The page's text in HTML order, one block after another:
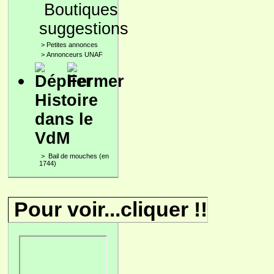
Boutiques
suggestions
> Petites annonces
> Annonceurs UNAF
Histoire
dans le
VdM
> Bail de mouches (en
1744)
Pour voir...cliquer !!